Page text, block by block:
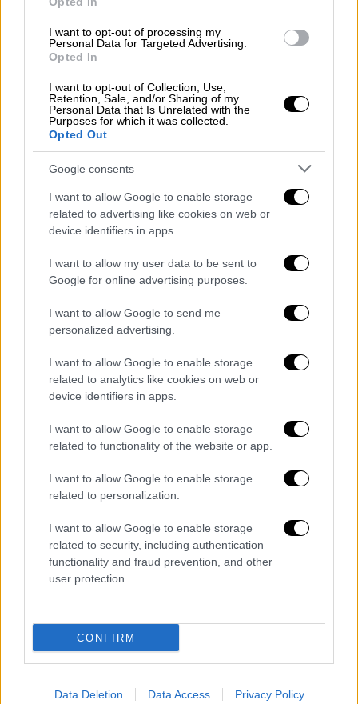
I want to opt-out of processing my
Personal Data for Targeted Advertising.
Opted In
I want to opt-out of Collection, Use,
Retention, Sale, and/or Sharing of my
Personal Data that Is Unrelated with the
Purposes for which it was collected.
Opted Out
Google consents
I want to allow Google to enable storage
related to advertising like cookies on web or
device identifiers in apps.
I want to allow my user data to be sent to
Google for online advertising purposes.
I want to allow Google to send me
personalized advertising.
I want to allow Google to enable storage
related to analytics like cookies on web or
device identifiers in apps.
I want to allow Google to enable storage
related to functionality of the website or app.
I want to allow Google to enable storage
related to personalization.
I want to allow Google to enable storage
related to security, including authentication
functionality and fraud prevention, and other
user protection.
CONFIRM
Data Deletion Data Access Privacy Policy
αποκαλύπτεται το εύρος της φιλικής σχέσης
που διατηρούσε με τον Τζέφρι Έπσταϊν.
Νωρίτερα αυτόν τον μήνα η αστυνομία
ξεκίνησε έρευνα σε βάρος του
κυβέρνηση του πρωθυπουργού Κιρ Στάρμερ
της διαβίβασε τις επικοινωνίες που
πρώην πρεσβευτής με τον καταδικασμένο
για σεξουαλικά εγκλήματα Αμερικανό
Η ανακοίνωση της Μητροπολιτικής
Αστυνομίας του Λονδίνου:
«Αστυνομικοί συνέλαβαν έναν 72χρονο
Συνελήφθη σε μια διεύθυνση στο Camden τη
Δευτέρα, 23 Φεβρουαρίου, και μεταφέρθηκε
σε αστυνομικό τμήμα του Λονδίνου για
ανάκριση.
Αυτό έγινε μετά από εντάλματα έρευνας σε
δύο διευθύνσεις στις περιοχές Wiltshire και
Υπενθυμίζεται πως η σύλληψη του
Μάντελσονέλαβε χώρα λίγες μέρες μετά τη
σύλληψη του πρώην πρίγκιπα Άντριουμε την
υποψία παράβασης καθήκοντος σε δημόσιο
αξίωμα, στο σπίτι του στο Σάντρινγκχαμ, την
διαγράφονται